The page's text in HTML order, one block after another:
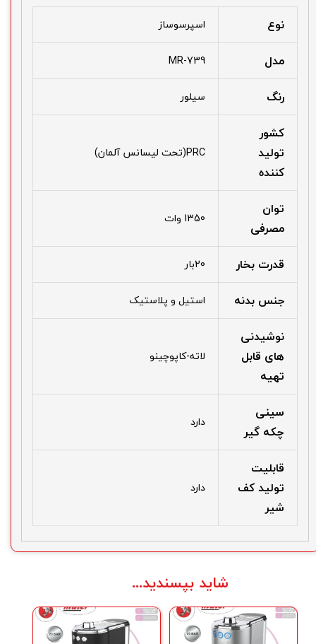
نوع اسپرسوساز
مدل MR-739
رنگ سیلور
کشور
تولید
کننده
PRC(تحت لیسانس آلمان)
توان
مصرفی
1350 وات
قدرت بخار 20بار
جنس بدنه استیل و پلاستیک
نوشیدنی
های قابل
تهیه
لاته-کاپوچینو
سینی
چکه گیر
دارد
قابلیت
تولید کف
شیر
دارد
شاید بپسندید...